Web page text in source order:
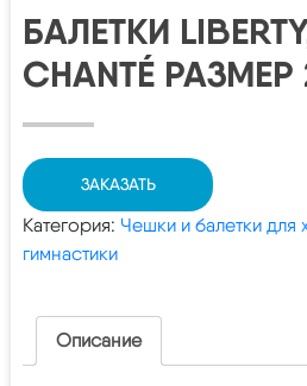
БАЛЕТКИ
CHANTÉ РАЗМЕР
ЗАКАЗАТЬ
Категория: Чешки и балетки для
гимнастики
Описание